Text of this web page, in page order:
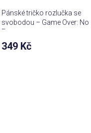
Pánské tričko rozlučka se
svobodou – Game Over: No
Escape
349 Kč